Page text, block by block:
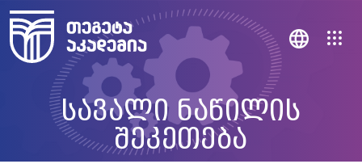
სავალი ნაწილის
შეკეთება